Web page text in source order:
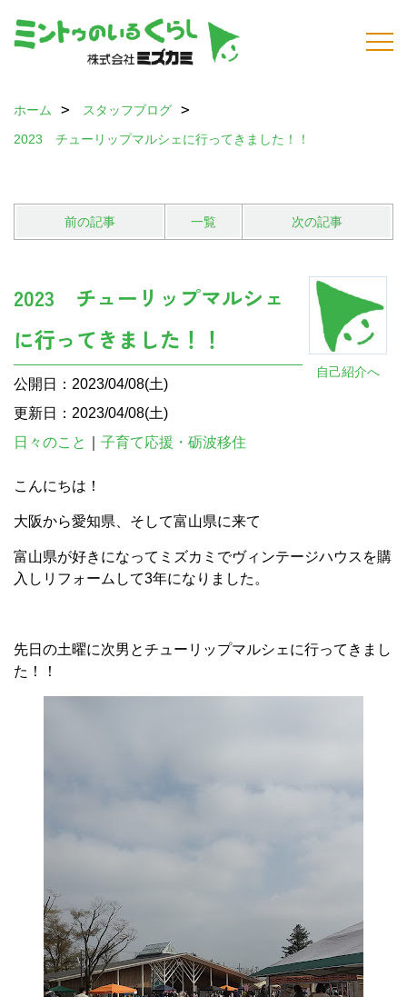
ホーム
スタッフブログ
2023 チューリップマルシェに行ってきました！！
前の記事 一覧 次の記事
自己紹介へ
2023 チューリップマルシェ
に行ってきました！！
公開日：2023/04/08(土)
更新日：2023/04/08(土)
日々のこと
子育て応援・砺波移住
こんにちは！
大阪から愛知県、そして富山県に来て
富山県が好きになってミズカミでヴィンテージハウスを購
入しリフォームして3年になりました。
先日の土曜に次男とチューリップマルシェに行ってきまし
た！！